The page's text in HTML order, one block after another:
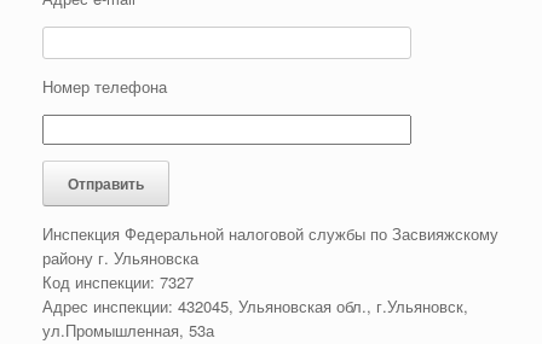
Номер телефона
Инспекция Федеральной налоговой службы по Засвияжскому
району г. Ульяновска
Код инспекции: 7327
Адрес инспекции: 432045, Ульяновская обл., г.Ульяновск,
ул.Промышленная, 53а